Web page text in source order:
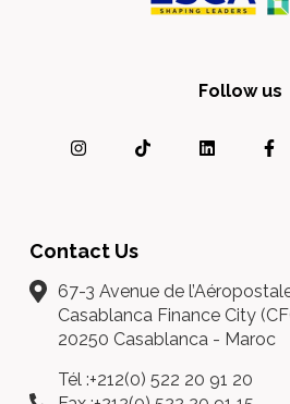
Follow us
Contact Us
67-3 Avenue de
Casablanca Finance City
20250 Casablanca - Maroc
Tél :+212(0) 522 20 91 20